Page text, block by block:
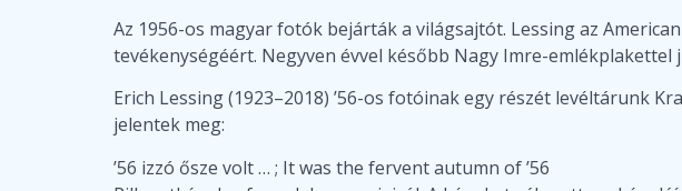
Az 1956-os magyar fotók bejárták a világsajtót. Lessing az
tevékenységéért. Negyven évvel később Nagy Imre-emlékplakettel
Erich Lessing (1923–2018) ’56-os fotóinak egy részét levéltárunk
jelentek meg:
’56 izzó ősze volt … ; It was the fervent autumn of ’56